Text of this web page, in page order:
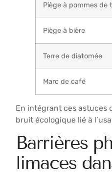
Piège à pommes de
Piège à bière
Terre de diatomée
Marc de café
En intégrant ces astuces
bruit écologique lié à
Barrières
limaces